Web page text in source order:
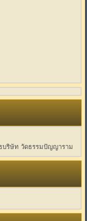
บริษัท วัดธรรมปัญญาราม